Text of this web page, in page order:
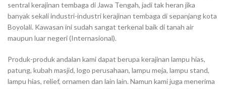
sentral kerajinan tembaga di Jawa Tengah, jadi tak heran jika
banyak sekali industri-industri kerajinan tembaga di sepanjang kota
Boyolali. Kawasan ini sudah sangat terkenal baik di tanah air
maupun luar negeri (Internasional).
Produk-produk andalan kami dapat berupa kerajinan lampu hias,
patung, kubah masjid, logo perusahaan, lampu meja, lampu stand,
lampu hias, relief, ornamen dan lain lain. Namun kami juga menerima